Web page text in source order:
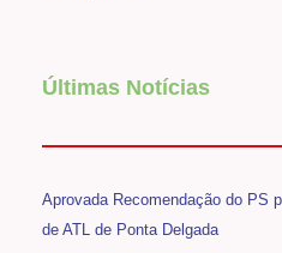
Últimas Notícias
Aprovada Recomendação do PS
de ATL de Ponta Delgada